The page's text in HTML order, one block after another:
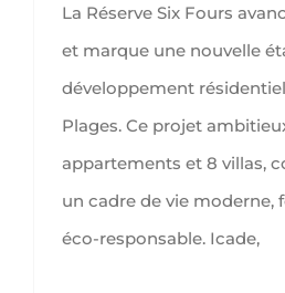
La Réserve Six Fours
et marque une nouvelle
développement
Plages. Ce projet
appartements et 8 villas,
un cadre de vie moderne,
éco-responsable. Icade,